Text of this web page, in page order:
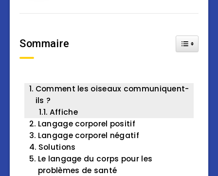
Sommaire Toggle
Comment les oiseaux communiquent-
ils ?
Affiche
Langage corporel positif
Langage corporel négatif
Solutions
Le langage du corps pour les
problèmes de santé